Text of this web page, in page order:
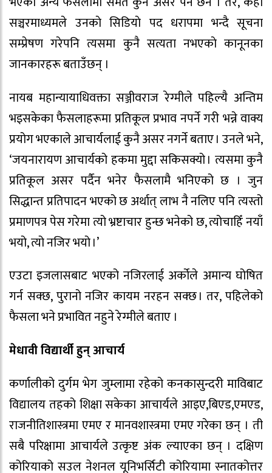
सञ्चरमाध्यमले उनकाे सिडियाे पद धरापमा भन्दै सूचना
सम्प्रेषण गरेपनि त्यसमा कुनै सत्यता नभएकाे कानूनका
जानकारहरू बताउँछन् ।
नायब महान्यायाधिवक्ता सञ्जीवराज रेग्मीले पहिल्यै अन्तिम
भइसकेका फैसलाहरूमा प्रतिकूल प्रभाव नपर्ने गरी भन्ने वाक्य
प्रयोग भएकाले आचार्यलाई कुनै असर नगर्ने बताए । उनले भने,
‘जयनारायण आचार्यको हकमा मुद्दा सकिसक्यो । त्यसमा कुनै
प्रतिकूल असर पर्दैन भनेर फैसलामै भनिएको छ । जुन
सिद्धान्त प्रतिपादन भएको छ अर्थात् लाभ नै नलिए पनि त्यस्तो
प्रमाणपत्र पेस गरेमा त्यो भ्रष्टाचार हुन्छ भनेको छ, त्योचाहिँ नयाँ
भयो, त्यो नजिर भयो ।’
एउटा इजलासबाट भएको नजिरलाई अर्कोले अमान्य घोषित
गर्न सक्छ, पुरानो नजिर कायम नरहन सक्छ । तर, पहिलेको
फैसला भने प्रभावित नहुने रेग्मीले बताए ।
मेधावी विद्यार्थी हुन् आचार्य
कर्णालीको दुर्गम भेग जुम्लामा रहेको कनकासुन्दरी माविबाट
विद्यालय तहको शिक्षा सकेका आचार्यले आइए,बिएड,एमएड,
राजनीतिशास्त्रमा एमए र मानवशास्त्रमा एमए गरेका छन् । ती
सबै परिक्षामा आचार्यले उत्कृष्ट अंक ल्याएका छन् । दक्षिण
कोरियाको सउल नेशनल यूनिभर्सिटी कोरियामा स्नातकोत्तर